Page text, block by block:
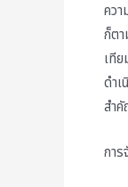
คว
ก็ตา
เที
ดำ
สำ
กา